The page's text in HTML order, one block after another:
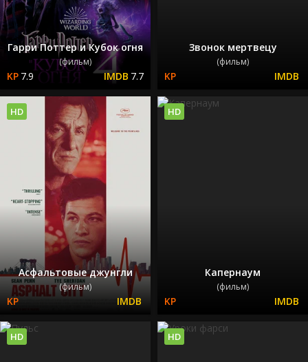
Гарри Поттер и Кубок огня
(фильм)
7.9 7.7
Звонок мертвецу
(фильм)
Асфальтовые джунгли
(фильм)
HD
Капернаум
(фильм)
HD
HD HD